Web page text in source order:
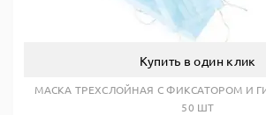
Купить в один клик
МАСКА ТРЕХСЛОЙНАЯ С ФИКСАТОРОМ И
50 ШТ